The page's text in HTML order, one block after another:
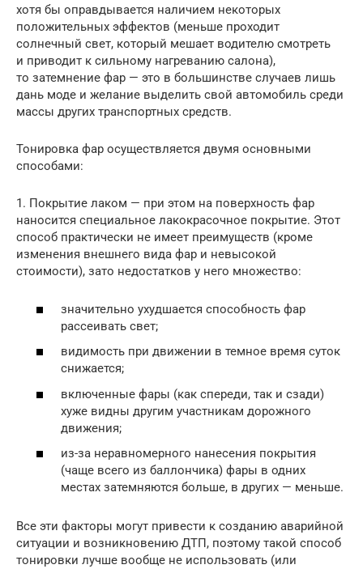
хотя бы оправдывается наличием некоторых
положительных эффектов (меньше проходит
солнечный свет, который мешает водителю смотреть
и приводит к сильному нагреванию салона),
то затемнение фар — это в большинстве случаев лишь
дань моде и желание выделить свой автомобиль среди
массы других транспортных средств.
Тонировка фар осуществляется двумя основными
способами:
1. Покрытие лаком — при этом на поверхность фар
наносится специальное лакокрасочное покрытие. Этот
способ практически не имеет преимуществ (кроме
изменения внешнего вида фар и невысокой
стоимости), зато недостатков у него множество:
значительно ухудшается способность фар
рассеивать свет;
видимость при движении в темное время суток
снижается;
включенные фары (как спереди, так и сзади)
хуже видны другим участникам дорожного
движения;
из-за неравномерного нанесения покрытия
(чаще всего из баллончика) фары в одних
местах затемняются больше, в других — меньше.
Все эти факторы могут привести к созданию аварийной
ситуации и возникновению ДТП, поэтому такой способ
тонировки лучше вообще не использовать (или